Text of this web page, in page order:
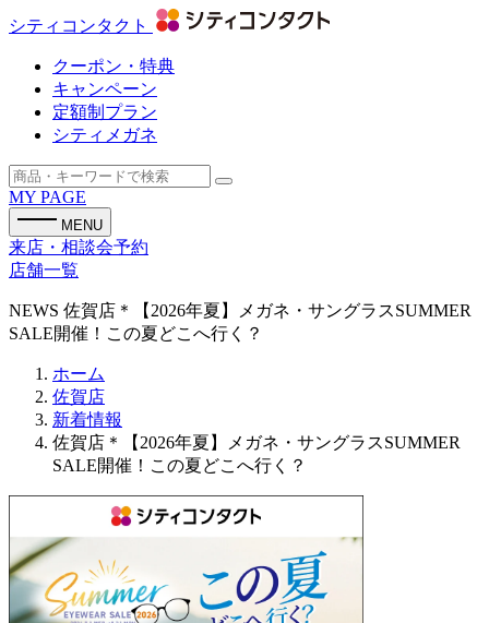
シティコンタクト
クーポン・特典
キャンペーン
定額制プラン
シティメガネ
MY PAGE
MENU
来店・相談会予約
店舗一覧
NEWS 佐賀店＊【2026年夏】メガネ・サングラスSUMMER
SALE開催！この夏どこへ行く？
ホーム
佐賀店
新着情報
佐賀店＊【2026年夏】メガネ・サングラスSUMMER
SALE開催！この夏どこへ行く？